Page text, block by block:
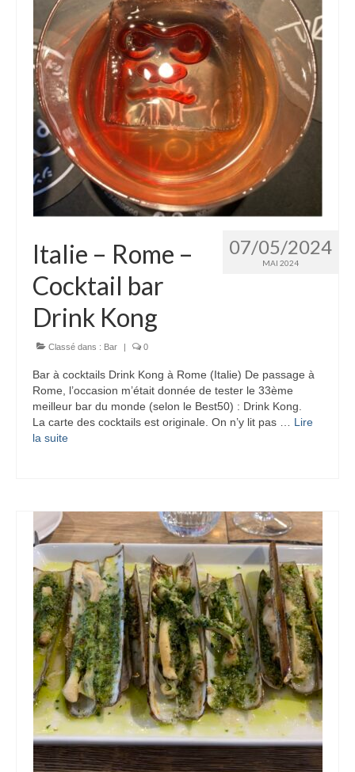
07/05/2024
MAI 2024
Italie – Rome –
Cocktail bar
Drink Kong
Classé dans : Bar | 0
Bar à cocktails Drink Kong à Rome (Italie) De passage à
Rome, l’occasion m’était donnée de tester le 33ème
meilleur bar du monde (selon le Best50) : Drink Kong.
La carte des cocktails est originale. On n’y lit pas … Lire
la suite­­